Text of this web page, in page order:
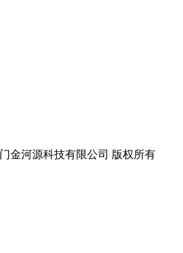
金河源科技有限公司 版权所有